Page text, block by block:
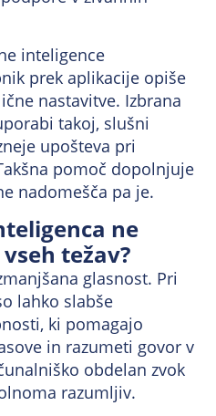
inteligence
prek aplikacije opiše
nastavitve. Izbrana
takoj, slušni
upošteva pri
pomoč dopolnjuje
nadomešča pa je.
ne
težav?
glasnost. Pri
lahko slabše
ki pomagajo
in razumeti govor v
obdelan zvok
razumljiv.